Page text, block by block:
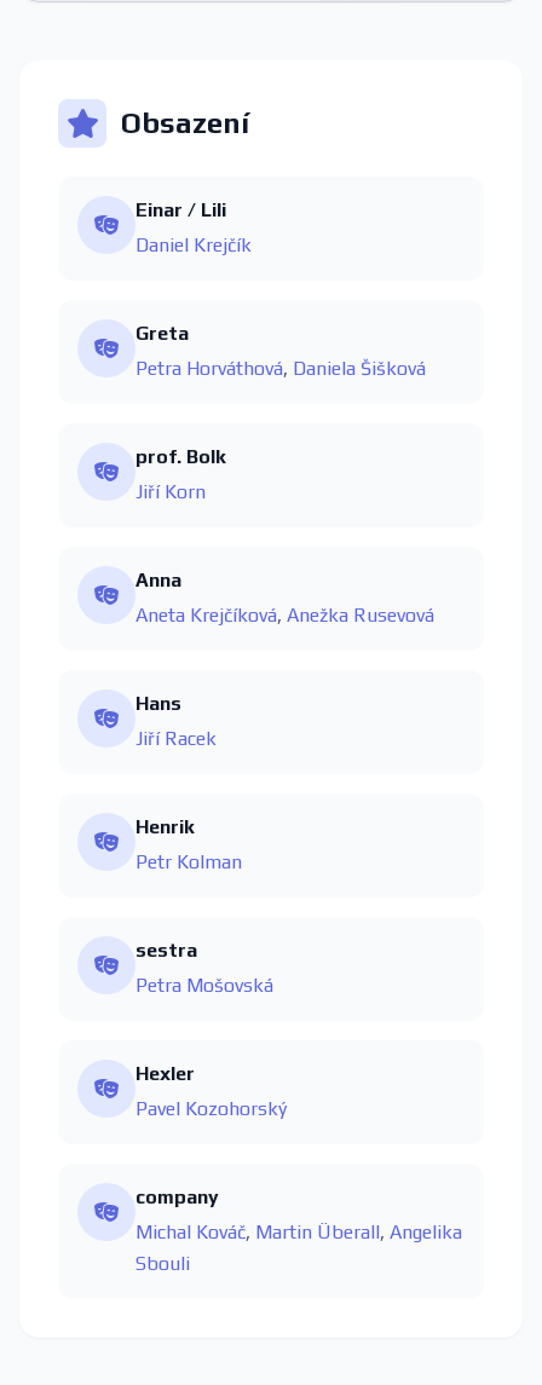
Obsazení
Einar / Lili
Daniel Krejčík
Greta
Petra Horváthová, Daniela Šišková
prof. Bolk
Jiří Korn
Anna
Aneta Krejčíková, Anežka Rusevová
Hans
Jiří Racek
Henrik
Petr Kolman
sestra
Petra Mošovská
Hexler
Pavel Kozohorský
company
Michal Kováč, Martin Überall, Angelika
Sbouli